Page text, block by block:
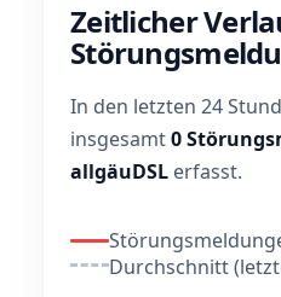
Zeitlicher
In den letzten 24
insgesamt0
allgäuDSL erfasst.
Durchschnitt